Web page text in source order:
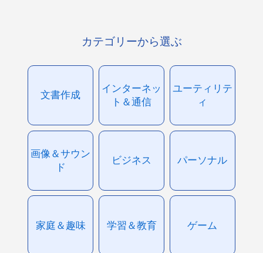
カテゴリーから選ぶ
文書作成
インターネッ
ト＆通信
ユーティリテ
ィ
画像＆サウン
ド
ビジネス パーソナル
家庭＆趣味 学習＆教育 ゲーム